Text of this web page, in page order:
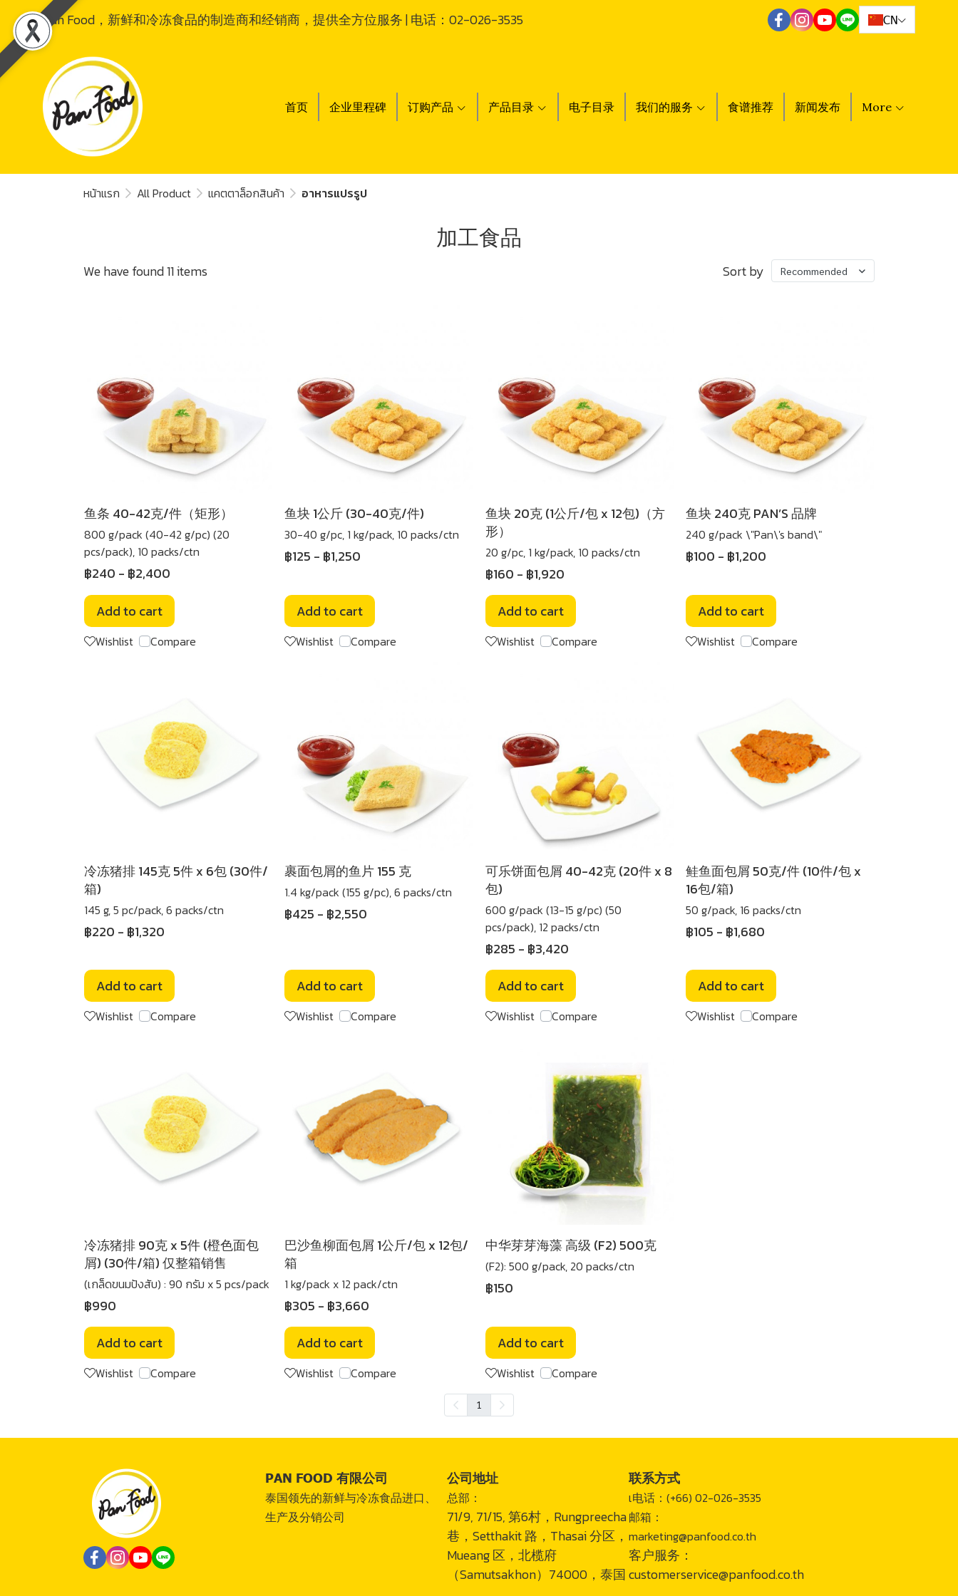
Pan Food，新鲜和冷冻食品的制造商和经销商，提供全方位服务 | 电话：02-026-3535 CN
首页 企业里程碑 订购产品 产品目录 电子目录 我们的服务 食谱推荐 新闻发布 More
หน้าแรก All Product แคตตาล็อกสินค้า อาหารแปรรูป
加工食品
We have found 11 items Sort by Recommended
鱼条 40-42克/件（矩形）
800 g/pack (40-42 g/pc) (20
pcs/pack), 10 packs/ctn
฿240 - ฿2,400
Add to cart
Wishlist Compare
鱼块 1公斤 (30-40克/件)
30-40 g/pc, 1 kg/pack, 10 packs/ctn
฿125 - ฿1,250
Add to cart
Wishlist Compare
鱼块 20克 (1公斤/包 x 12包)（方
形）
20 g/pc, 1 kg/pack, 10 packs/ctn
฿160 - ฿1,920
Add to cart
Wishlist Compare
鱼块 240克 PAN’S 品牌
240 g/pack \"Pan\'s band\"
฿100 - ฿1,200
Add to cart
Wishlist Compare
冷冻猪排 145克 5件 x 6包 (30件/
箱)
145 g, 5 pc/pack, 6 packs/ctn
฿220 - ฿1,320
Add to cart
Wishlist Compare
裹面包屑的鱼片 155 克
1.4 kg/pack (155 g/pc), 6 packs/ctn
฿425 - ฿2,550
Add to cart
Wishlist Compare
可乐饼面包屑 40-42克 (20件 x 8
包)
600 g/pack (13-15 g/pc) (50
pcs/pack), 12 packs/ctn
฿285 - ฿3,420
Add to cart
Wishlist Compare
鲑鱼面包屑 50克/件 (10件/包 x
16包/箱)
50 g/pack, 16 packs/ctn
฿105 - ฿1,680
Add to cart
Wishlist Compare
冷冻猪排 90克 x 5件 (橙色面包
屑) (30件/箱) 仅整箱销售
(เกล็ดขนมปังสับ) : 90 กรัม x 5 pcs/pack
฿990
Add to cart
Wishlist Compare
巴沙鱼柳面包屑 1公斤/包 x 12包/
箱
1 kg/pack x 12 pack/ctn
฿305 - ฿3,660
Add to cart
Wishlist Compare
中华芽芽海藻 高级 (F2) 500克
(F2): 500 g/pack, 20 packs/ctn
฿150
Add to cart
Wishlist Compare
1
PAN FOOD 有限公司
泰国领先的新鲜与冷冻食品进口、
生产及分销公司
公司地址
总部：
71/9, 71/15, 第6村，Rungpreecha
巷，Setthakit 路，Thasai 分区，
Mueang 区，北榄府
（Samutsakhon）74000，泰国
联系方式
เ电话：(+66) 02-026-3535
邮箱：
marketing@panfood.co.th
客户服务：
customerservice@panfood.co.th